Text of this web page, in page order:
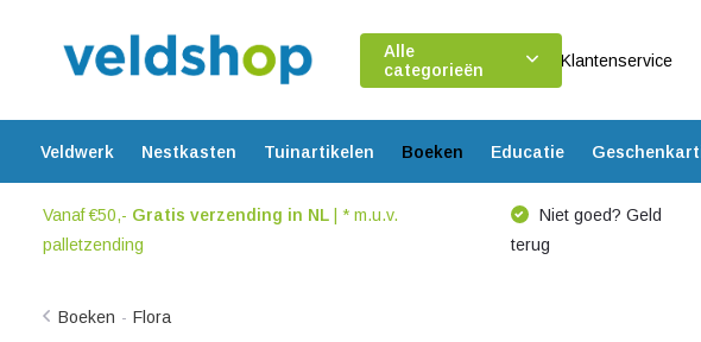
Alle
categorieën
Klantenservice
Veldwerk Nestkasten Tuinartikelen Boeken Educatie
Vanaf €50,- Gratis verzending in NL| * m.u.v.
palletzending
Niet goed? Geld
terug
Boeken - Flora